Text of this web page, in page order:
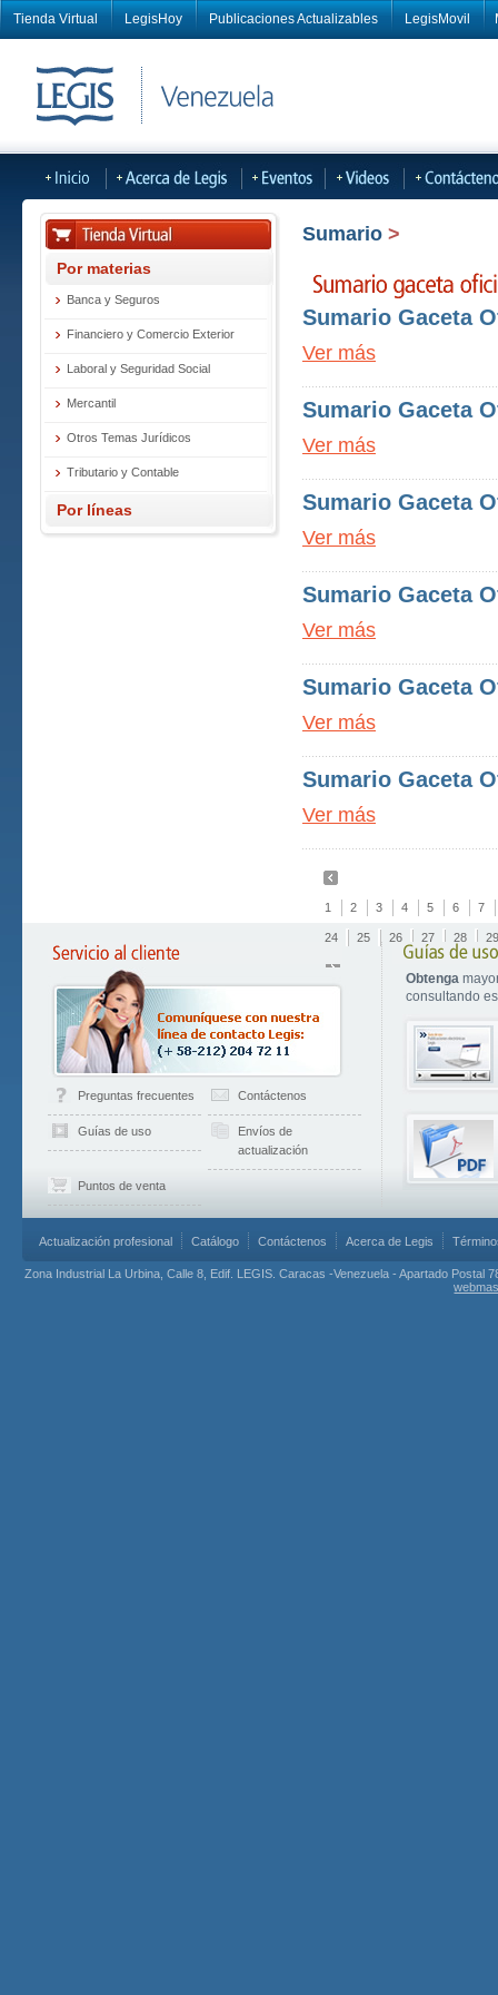
Tienda Virtual LegisHoy Publicaciones Actualizables LegisMovil
Por materias
Banca y Seguros
Financiero y Comercio Exterior
Laboral y Seguridad Social
Mercantil
Otros Temas Jurídicos
Tributario y Contable
Por líneas
Sumario >
Sumario Gaceta
Ver más
Sumario Gaceta
Ver más
Sumario Gaceta
Ver más
Sumario Gaceta
Ver más
Sumario Gaceta
Ver más
Sumario Gaceta
Ver más
1 2 3 4 5 6 7
24 25 26 27 28 29
Preguntas frecuentes Contáctenos
Guías de uso
Envíos de
actualización
Puntos de venta
Obtenga
consultando
Actualización profesional Catálogo Contáctenos Acerca de Legis
Zona Industrial La Urbina, Calle 8, Edif. LEGIS. Caracas -Venezuela - Apartado